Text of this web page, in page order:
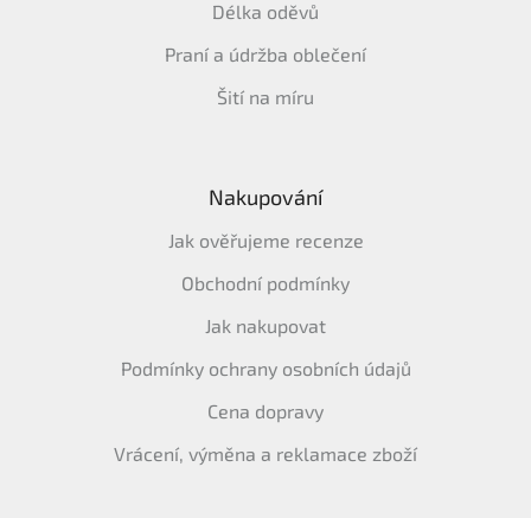
Délka oděvů
Praní a údržba oblečení
Šití na míru
Nakupování
Jak ověřujeme recenze
Obchodní podmínky
Jak nakupovat
Podmínky ochrany osobních údajů
Cena dopravy
Vrácení, výměna a reklamace zboží